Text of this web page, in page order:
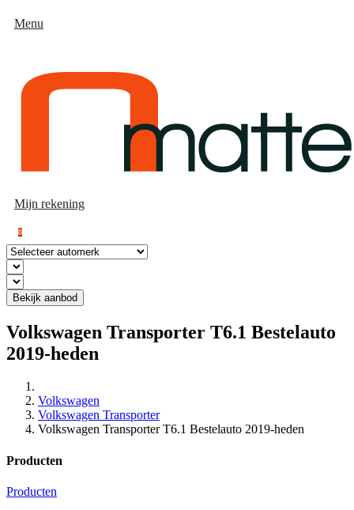
Menu
Mijn rekening
0
Bekijk aanbod
Volkswagen Transporter T6.1 Bestelauto
2019-heden
Volkswagen
Volkswagen Transporter
Volkswagen Transporter T6.1 Bestelauto 2019-heden
Producten
Producten